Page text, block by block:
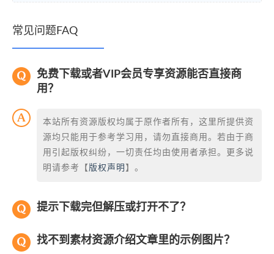
常见问题FAQ
免费下载或者VIP会员专享资源能否直接商
用？
本站所有资源版权均属于原作者所有，这里所提供资
源均只能用于参考学习用，请勿直接商用。若由于商
用引起版权纠纷，一切责任均由使用者承担。更多说
明请参考【 版权声明 】。
提示下载完但解压或打开不了？
找不到素材资源介绍文章里的示例图片？